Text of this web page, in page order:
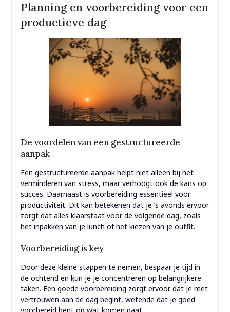
Planning en voorbereiding voor een
productieve dag
De voordelen van een gestructureerde
aanpak
Een gestructureerde aanpak helpt niet alleen bij het
verminderen van stress, maar verhoogt ook de kans op
succes. Daarnaast is voorbereiding essentieel voor
productiviteit. Dit kan betekenen dat je ’s avonds ervoor
zorgt dat alles klaarstaat voor de volgende dag, zoals
het inpakken van je lunch of het kiezen van je outfit.
Voorbereiding is key
Door deze kleine stappen te nemen, bespaar je tijd in
de ochtend en kun je je concentreren op belangrijkere
taken. Een goede voorbereiding zorgt ervoor dat je met
vertrouwen aan de dag begint, wetende dat je goed